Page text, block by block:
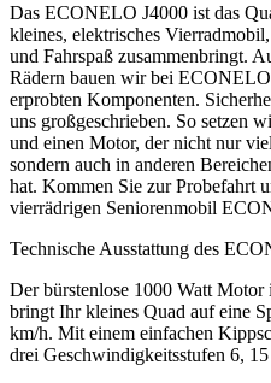
Das ECONELO J4000 ist das
kleines, elektrisches
und Fahrspaß zusammenbringt.
Rädern bauen wir bei
erprobten Komponenten.
uns großgeschrieben. So setzen
und einen Motor, der nicht nur
sondern auch in anderen
hat. Kommen Sie zur Probefahrt
vierrädrigen Seniorenmobil
Technische Ausstattung des
Der bürstenlose 1000 Watt
bringt Ihr kleines Quad auf eine
km/h. Mit einem einfachen
drei Geschwindigkeitsstufen 6,